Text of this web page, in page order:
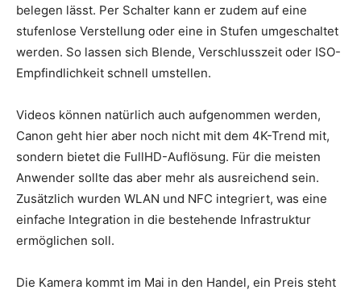
belegen lässt. Per Schalter kann er zudem auf eine
stufenlose Verstellung oder eine in Stufen umgeschaltet
werden. So lassen sich Blende, Verschlusszeit oder ISO-
Empfindlichkeit schnell umstellen.
Videos können natürlich auch aufgenommen werden,
Canon geht hier aber noch nicht mit dem 4K-Trend mit,
sondern bietet die FullHD-Auflösung. Für die meisten
Anwender sollte das aber mehr als ausreichend sein.
Zusätzlich wurden WLAN und NFC integriert, was eine
einfache Integration in die bestehende Infrastruktur
ermöglichen soll.
Die Kamera kommt im Mai in den Handel, ein Preis steht